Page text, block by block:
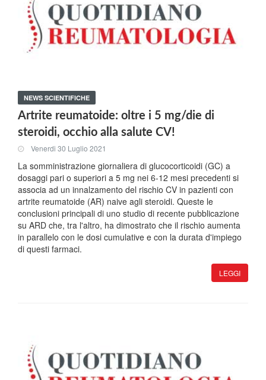
NEWS SCIENTIFICHE
Artrite reumatoide: oltre i 5 mg/die di
steroidi, occhio alla salute CV!
Venerdi 30 Luglio 2021
La somministrazione giornaliera di glucocorticoidi (GC) a
dosaggi pari o superiori a 5 mg nei 6-12 mesi precedenti si
associa ad un innalzamento del rischio CV in pazienti con
artrite reumatoide (AR) naive agli steroidi. Queste le
conclusioni principali di uno studio di recente pubblicazione
su ARD che, tra l'altro, ha dimostrato che il rischio aumenta
in parallelo con le dosi cumulative e con la durata d'impiego
di questi farmaci.
LEGGI